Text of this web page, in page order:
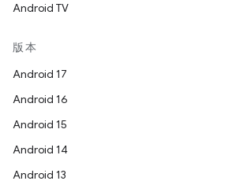
Android TV
版本
Android 17
Android 16
Android 15
Android 14
Android 13